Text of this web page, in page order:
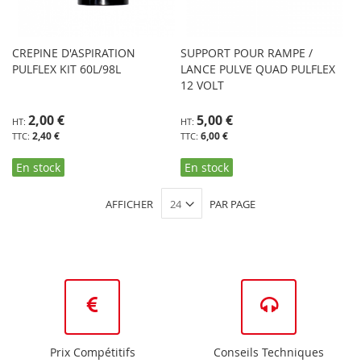
CREPINE D'ASPIRATION
PULFLEX KIT 60L/98L
2,40 €
2,00 €
En stock
SUPPORT POUR RAMPE /
LANCE PULVE QUAD PULFLEX
12 VOLT
6,00 €
5,00 €
En stock
AFFICHER PAR PAGE
Prix Compétitifs Conseils Techniques